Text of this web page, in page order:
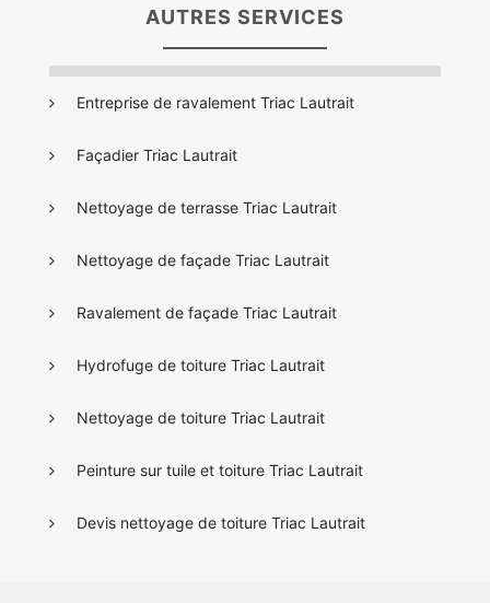
AUTRES SERVICES
Entreprise de ravalement Triac Lautrait
Façadier Triac Lautrait
Nettoyage de terrasse Triac Lautrait
Nettoyage de façade Triac Lautrait
Ravalement de façade Triac Lautrait
Hydrofuge de toiture Triac Lautrait
Nettoyage de toiture Triac Lautrait
Peinture sur tuile et toiture Triac Lautrait
Devis nettoyage de toiture Triac Lautrait